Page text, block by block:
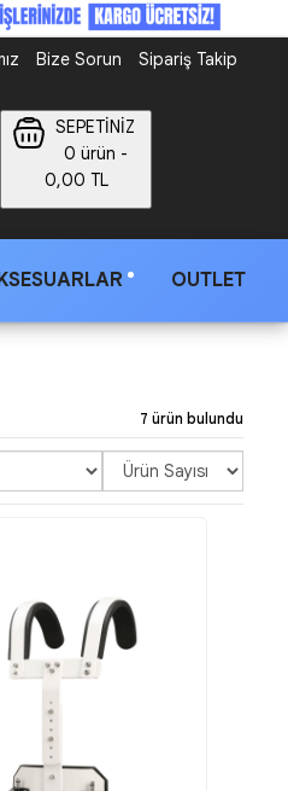
Bize Sorun Sipariş Takip
SEPETİNİZ
0 ürün -
0,00 TL
OUTLET
7 ürün bulundu